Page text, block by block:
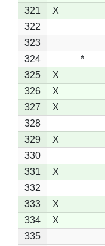
321
X
322
323
324
*
325
X
326
X
327
X
328
329
X
330
331
X
332
333
X
334
X
335